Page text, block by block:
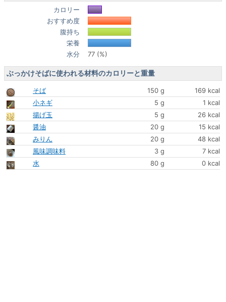
カロリー
おすすめ度
腹持ち
栄養
水分
77 (%)
ぶっかけそばに使われる材料のカロリーと重量
そば 150 g
169 kcal
小ネギ
5 g
1 kcal
揚げ玉
5 g
26 kcal
醤油
20 g
15 kcal
みりん
20 g
48 kcal
風味調味料
3 g
7 kcal
水
80 g 0 kcal